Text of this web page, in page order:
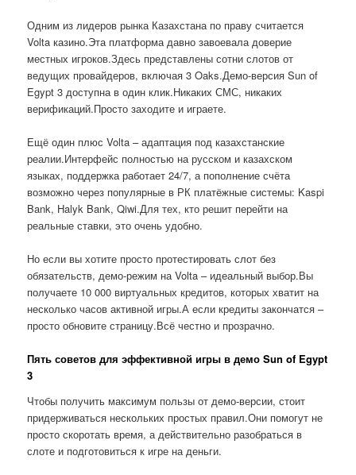
Одним из лидеров рынка Казахстана по праву считается
Volta казино.Эта платформа давно завоевала доверие
местных игроков.Здесь представлены сотни слотов от
ведущих провайдеров, включая 3 Oaks.Демо-версия Sun of
Egypt 3 доступна в один клик.Никаких СМС, никаких
верификаций.Просто заходите и играете.
Ещё один плюс Volta – адаптация под казахстанские
реалии.Интерфейс полностью на русском и казахском
языках, поддержка работает 24/7, а пополнение счёта
возможно через популярные в РК платёжные системы: Kaspi
Bank, Halyk Bank, Qiwi.Для тех, кто решит перейти на
реальные ставки, это очень удобно.
Но если вы хотите просто протестировать слот без
обязательств, демо-режим на Volta – идеальный выбор.Вы
получаете 10 000 виртуальных кредитов, которых хватит на
несколько часов активной игры.А если кредиты закончатся –
просто обновите страницу.Всё честно и прозрачно.
Пять советов для эффективной игры в демо Sun of Egypt
3
Чтобы получить максимум пользы от демо-версии, стоит
придерживаться нескольких простых правил.Они помогут не
просто скоротать время, а действительно разобраться в
слоте и подготовиться к игре на деньги.